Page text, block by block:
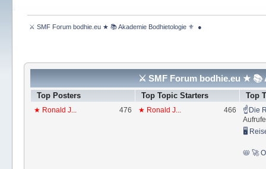
⚔ SMF Forum bodhie.eu ★ 📚 Akademie Bodhietologie ⚜  ●
⚔ SMF Forum bodhie.eu ★ 📚
Top Posters Top Topic Starters Top
★ Ronald J... 476 ★ Ronald J... 466
☝Die
Aufrufe
🖥
📛 🚀